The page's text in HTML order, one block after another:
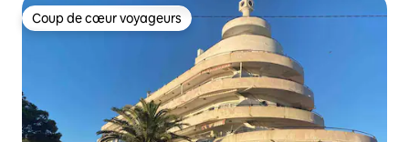
Coup de cœur voyageurs
Coup de cœur voyageurs